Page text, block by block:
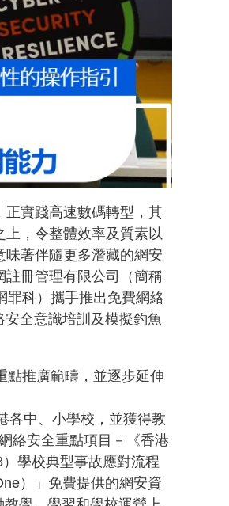
正實踐高速數碼轉型，其
，令整體效率及質素以
著伴隨更多潛藏的網安
註冊管理有限公司（簡稱
罪科）攜手推出免費網絡
全意識培訓及模擬釣魚
點推廣範疇，並逐步延伸
各中、小學校，並獲得教
絡安全重點項目－《香港
學校典型事故應對流程
）」免費提供的網安資